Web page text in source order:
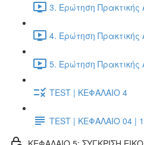
3. Ερώτηση
4. Ερώτηση
5. Ερώτηση
TEST | ΚΕΦΑΛΑΙΟ 4
TEST | ΚΕΦΑΛΑΙΟ 04 |